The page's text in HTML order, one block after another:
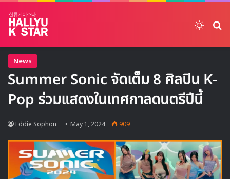
News
Summer Sonic จัดเต็ม 8 ศิลปิน K-
Pop ร่วมแสดงในเทศกาลดนตรีปีนี้
Eddie Sophon May 1, 2024 909